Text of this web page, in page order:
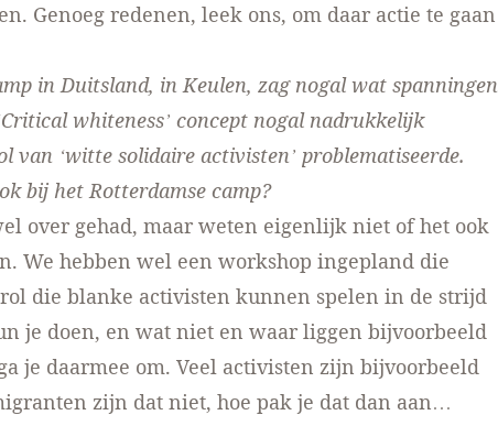
Genoeg redenen, leek ons, om daar actie te gaan
in Duitsland, in Keulen, zag nogal wat spanningen
whiteness’ concept nogal nadrukkelijk
van ‘witte solidaire activisten’ problematiseerde.
bij het Rotterdamse camp?
over gehad, maar weten eigenlijk niet of het ook
We hebben wel een workshop ingepland die
die blanke activisten kunnen spelen in de strijd
je doen, en wat niet en waar liggen bijvoorbeeld
je daarmee om. Veel activisten zijn bijvoorbeeld
zijn dat niet, hoe pak je dat dan aan…